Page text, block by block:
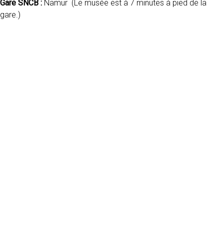
Gare SNCB : Namur (Le musée est à 7 minutes à pied de la
gare.)